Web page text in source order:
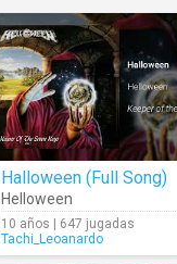
Halloween (Full Song)
Helloween
10 años | 647 jugadas
Tachi_Leoanardo